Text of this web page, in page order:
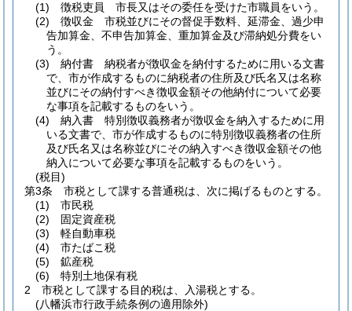
(1)
徴税吏員 市長又はその委任を受けた市職員をいう。
(2)
徴収金 市税並びにその督促手数料、延滞金、過少申
告加算金、不申告加算金、重加算金及び滞納処分費をい
う。
(3)
納付書 納税者が徴収金を納付するために用いる文書
で、市が作成するものに納税者の住所及び氏名又は名称
並びにその納付すべき徴収金額その他納付について必要
な事項を記載するものをいう。
(4)
納入書 特別徴収義務者が徴収金を納入するために用
いる文書で、市が作成するものに特別徴収義務者の住所
及び氏名又は名称並びにその納入すべき徴収金額その他
納入について必要な事項を記載するものをいう。
(税目)
第3条
市税として課する普通税は、次に掲げるものとする。
(1)
市民税
(2)
固定資産税
(3)
軽自動車税
(4)
市たばこ税
(5)
鉱産税
(6)
特別土地保有税
2
市税として課する目的税は、入湯税とする。
(八幡浜市行政手続条例の適用除外)